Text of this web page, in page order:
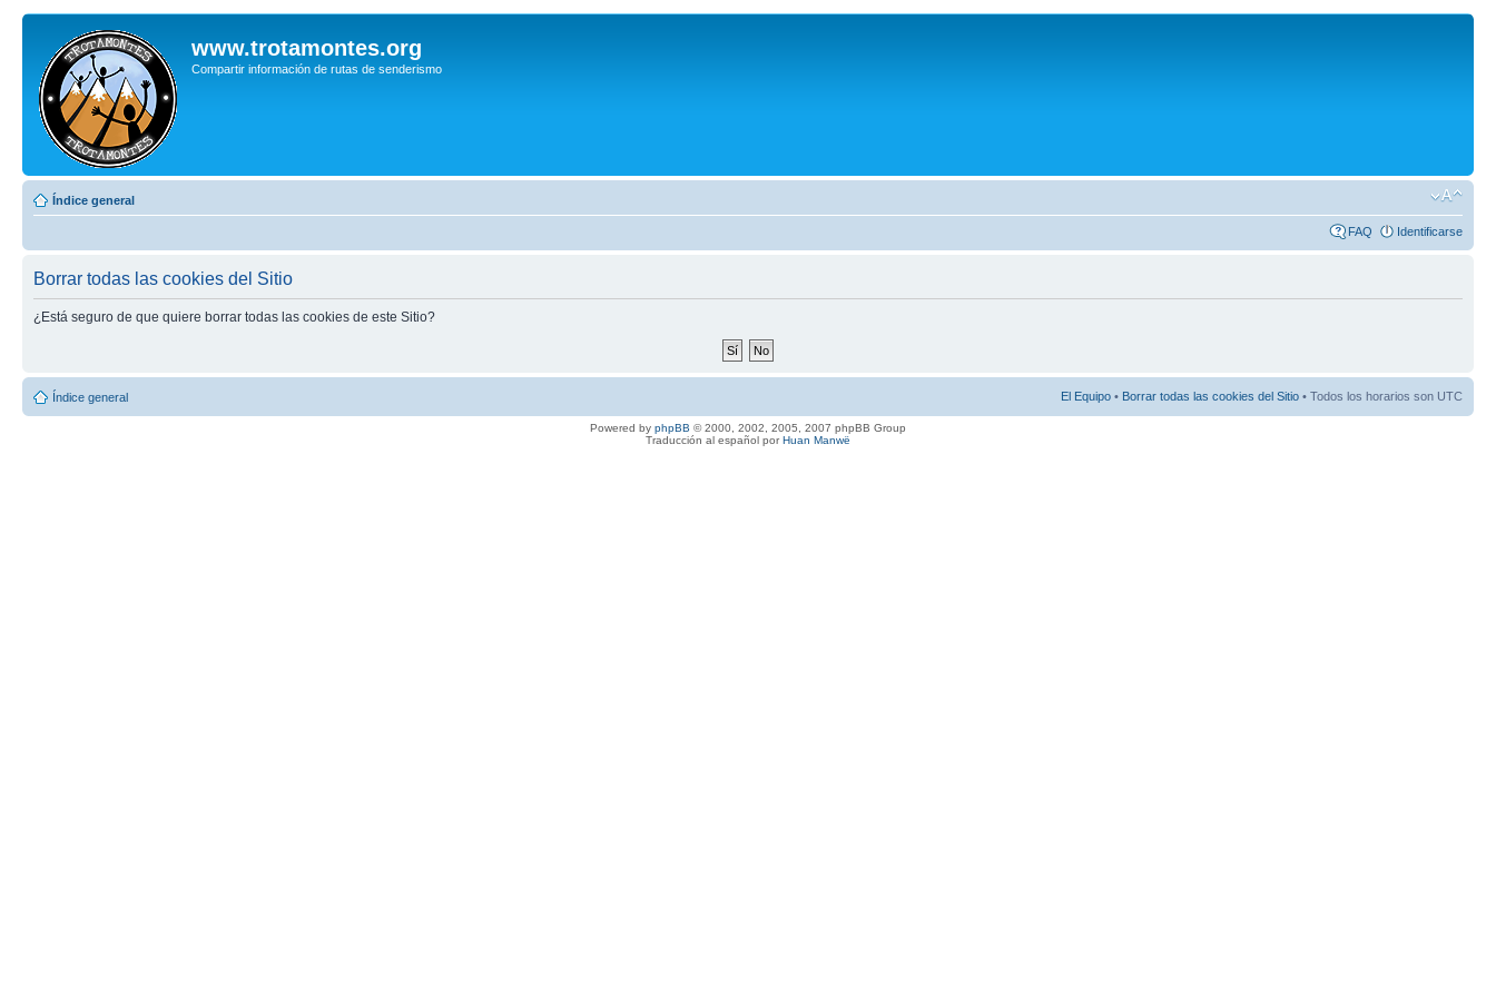
www.trotamontes.org
Compartir información de rutas de senderismo
Índice general
FAQ Identificarse
Borrar todas las cookies del Sitio
¿Está seguro de que quiere borrar todas las cookies de este Sitio?
Índice general El Equipo • Borrar todas las cookies del Sitio • Todos los horarios son UTC
Powered by phpBB © 2000, 2002, 2005, 2007 phpBB Group
Traducción al español porHuan Manwë